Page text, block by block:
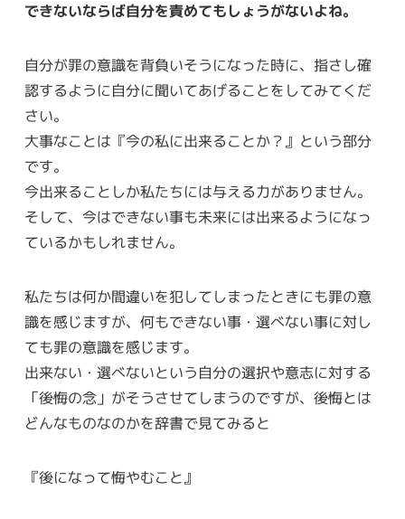
できないならば自分を責めてもしょうがないよね。
自分が罪の意識を背負いそうになった時に、指さし確
認するように自分に聞いてあげることをしてみてくだ
さい。
大事なことは『今の私に出来ることか？』という部分
です。
今出来ることしか私たちには与える力がありません。
そして、今はできない事も未来には出来るようになっ
ているかもしれません。
私たちは何か間違いを犯してしまったときにも罪の意
識を感じますが、何もできない事・選べない事に対し
ても罪の意識を感じます。
出来ない・選べないという自分の選択や意志に対する
「後悔の念」がそうさせてしまうのですが、後悔とは
どんなものなのかを辞書で見てみると
『後になって悔やむこと』